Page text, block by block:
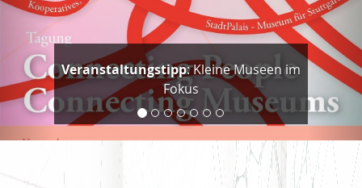
Veranstaltungstipp: Kleine Museen im
Fokus